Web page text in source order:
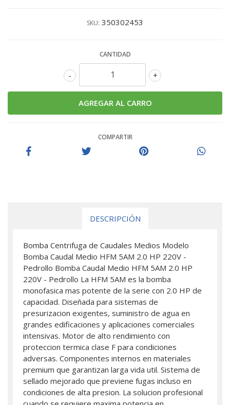
SKU: 350302453
CANTIDAD
+
-
COMPARTIR
DESCRIPCIÓN
Bomba Centrifuga de Caudales Medios Modelo
Bomba Caudal Medio HFM 5AM 2.0 HP 220V -
Pedrollo Bomba Caudal Medio HFM 5AM 2.0 HP
220V - Pedrollo La HFM 5AM es la bomba
monofasica mas potente de la serie con 2.0 HP de
capacidad. Diseñada para sistemas de
presurizacion exigentes, suministro de agua en
grandes edificaciones y aplicaciones comerciales
intensivas. Motor de alto rendimiento con
proteccion termica clase F para condiciones
adversas. Componentes internos en materiales
premium que garantizan larga vida util. Sistema de
sellado mejorado que previene fugas incluso en
condiciones de alta presion. La solucion profesional